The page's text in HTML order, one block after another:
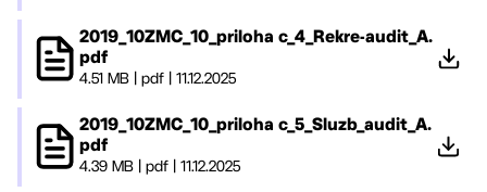
2019_10ZMC_10_priloha c_4_Rekre-audit_A.
pdf
4.51 MB| pdf| 11.12.2025
2019_10ZMC_10_priloha c_5_Sluzb_audit_A.
pdf
4.39 MB |pdf |11.12.2025